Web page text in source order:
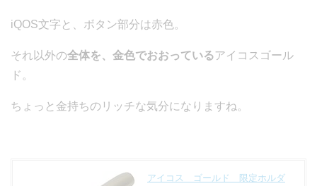
iQOS文字と、ボタン部分は赤色。
それ以外の全体を、金色でおおっているアイコスゴール
ド。
ちょっと金持ちのリッチな気分になりますね。
アイコス ゴールド 限定ホルダ